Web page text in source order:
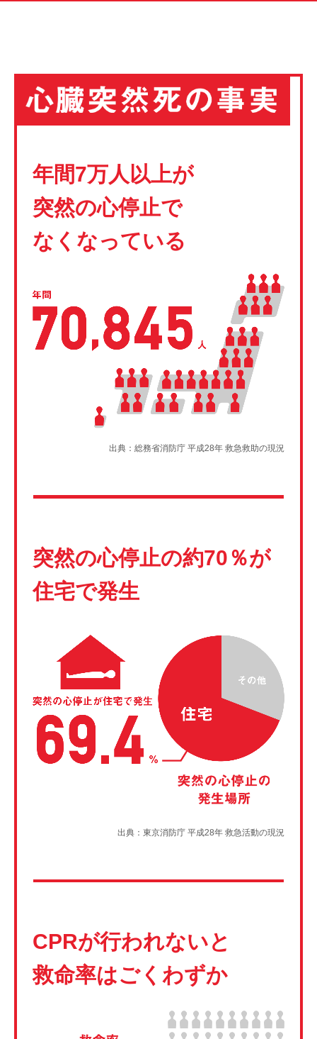
年間7万人以上が
突然の心停止で
なくなっている
出典：総務省消防庁 平成28年 救急救助の現況
突然の心停止の約70％が
住宅で発生
出典：東京消防庁 平成28年 救急活動の現況
CPRが行われないと
救命率はごくわずか